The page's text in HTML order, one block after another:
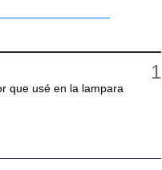
que usé en la lampara